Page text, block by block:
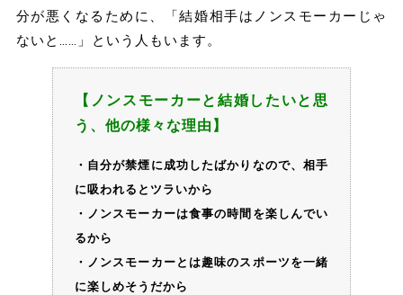
分が悪くなるために、「結婚相手はノンスモーカーじゃ
ないと……」という人もいます。
【ノンスモーカーと結婚したいと思
う、他の様々な理由】
・自分が禁煙に成功したばかりなので、相手
に吸われるとツラいから
・ノンスモーカーは食事の時間を楽しんでい
るから
・ノンスモーカーとは趣味のスポーツを一緒
に楽しめそうだから